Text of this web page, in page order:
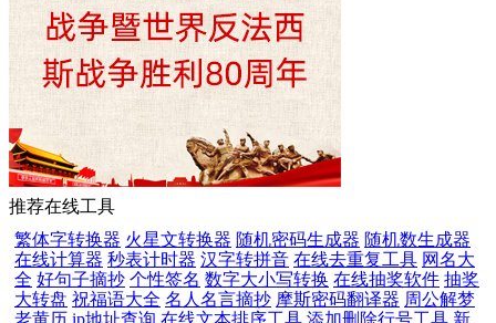
推荐在线工具
繁体字转换器 火星文转换器 随机密码生成器 随机数生成器
在线计算器 秒表计时器 汉字转拼音 在线去重复工具 网名大
全 好句子摘抄 个性签名 数字大小写转换 在线抽奖软件 抽奖
大转盘 祝福语大全 名人名言摘抄 摩斯密码翻译器 周公解梦
老黄历 ip地址查询 在线文本排序工具 添加删除行号工具 新